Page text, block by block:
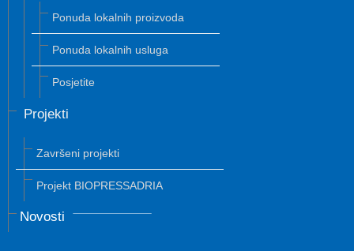
Ponuda lokalnih proizvoda
Ponuda lokalnih usluga
Posjetite
Projekti
Završeni projekti
Projekt BIOPRESSADRIA
Novosti